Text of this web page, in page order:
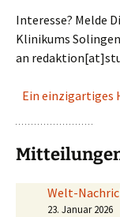
Interesse? Melde
Klinikums
an
Ein einzigartiges
Welt-
23. Januar 2026